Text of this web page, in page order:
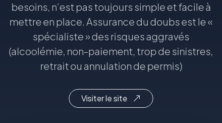
besoins, n’est pas toujours simple et facile à
mettre en place. Assurance du doubs est le «
spécialiste » des risques aggravés
(alcoolémie, non-paiement, trop de sinistres,
retrait ou annulation de permis)
Visiter le site